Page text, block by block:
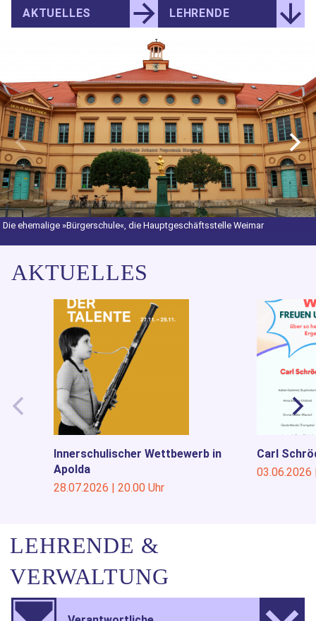
AKTUELLES LEHRENDE
Die ehemalige »Bürgerschule«, die Hauptgeschäftsstelle Weimar
AKTUELLES
Innerschulischer Wettbewerb in
Apolda
28.07.2026 | 20.00 Uhr
Carl
03.06.2026
LEHRENDE &
VERWALTUNG